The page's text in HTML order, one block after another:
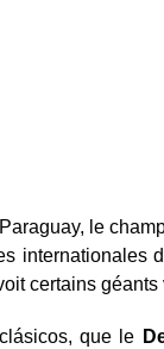
le
internationales
certains géants
que le